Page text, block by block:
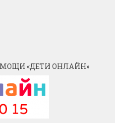
«ДЕТИ ОНЛАЙН»